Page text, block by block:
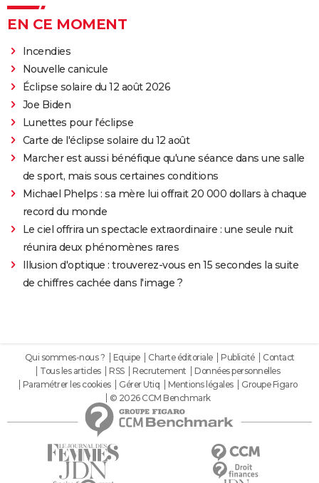
EN CE MOMENT
Incendies
Nouvelle canicule
Éclipse solaire du 12 août 2026
Joe Biden
Lunettes pour l'éclipse
Carte de l'éclipse solaire du 12 août
Marcher est aussi bénéfique qu'une séance dans une salle
de sport, mais sous certaines conditions
Michael Phelps : sa mère lui offrait 20 000 dollars à chaque
record du monde
Le ciel offrira un spectacle extraordinaire : une seule nuit
réunira deux phénomènes rares
Illusion d'optique : trouverez-vous en 15 secondes la suite
de chiffres cachée dans l'image ?
Qui sommes-nous ? Equipe Charte éditoriale Publicité
Contact
Tous les articles
RSS Recrutement
Données personnelles
Paramétrer les cookies
Gérer Utiq Mentions légales
Groupe Figaro
© 2026 CCM Benchmark